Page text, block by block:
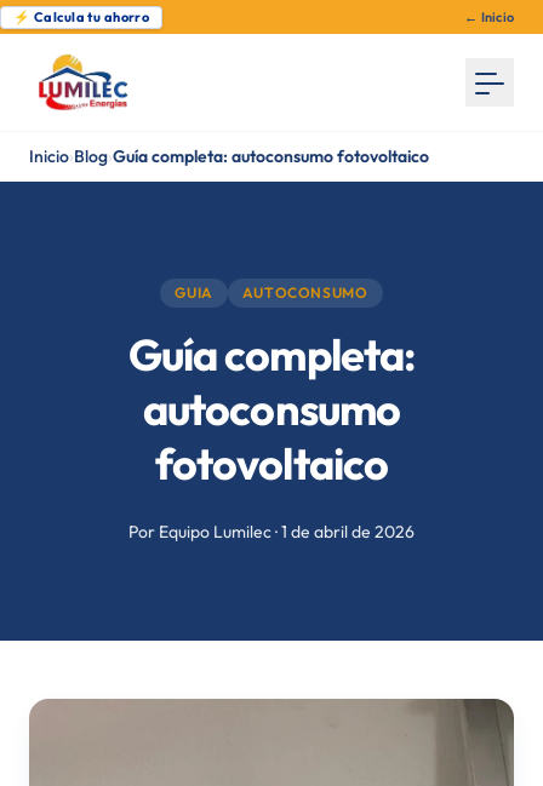
⚡ Calcula tu ahorro ← Inicio
Inicio›Blog›Guía completa: autoconsumo fotovoltaico
GUIA AUTOCONSUMO
Guía completa:
autoconsumo
fotovoltaico
Por Equipo Lumilec · 1 de abril de 2026